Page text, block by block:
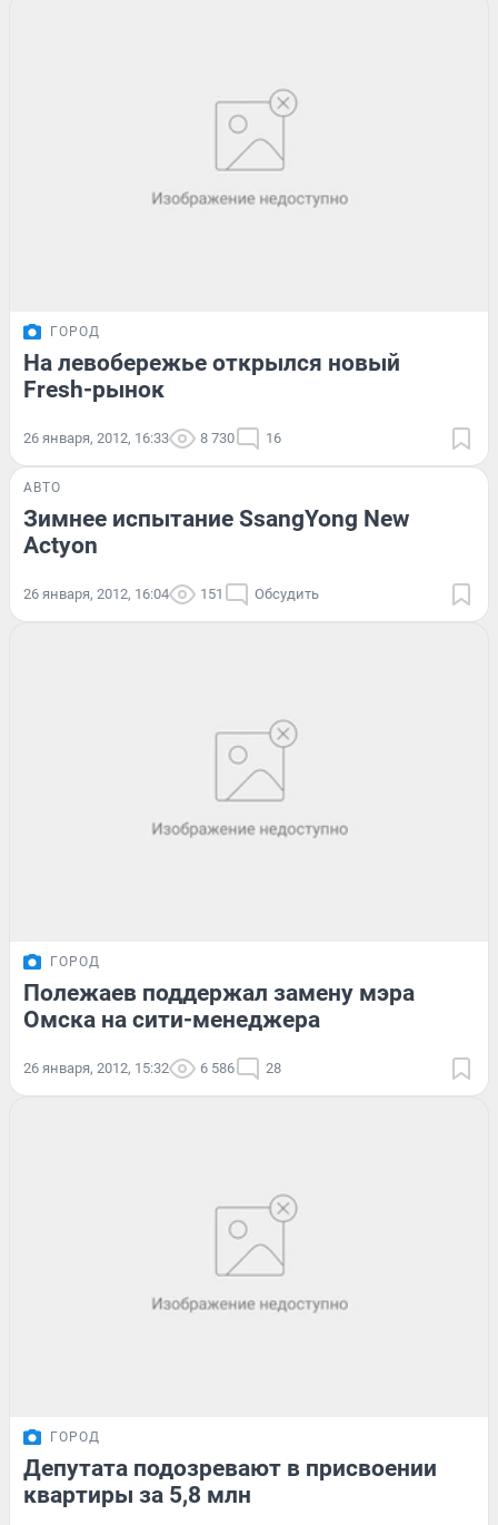
ГОРОД
На левобережье открылся новый
Fresh-рынок
26 января, 2012, 16:33 8 730 16
АВТО
Зимнее испытание SsangYong New
Actyon
26 января, 2012, 16:04 151 Обсудить
ГОРОД
Полежаев поддержал замену мэра
Омска на сити-менеджера
26 января, 2012, 15:32 6 586 28
ГОРОД
Депутата подозревают в присвоении
квартиры за 5,8 млн